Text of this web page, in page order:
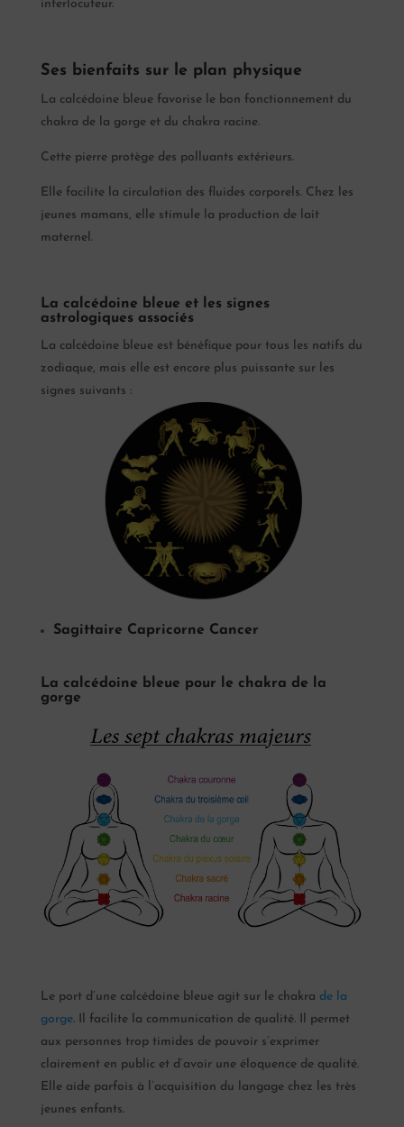
interlocuteur.
Ses bienfaits sur le plan physique
La calcédoine bleue favorise le bon fonctionnement du
chakra de la gorge et du chakra racine.
Cette pierre protège des polluants extérieurs.
Elle facilite la circulation des fluides corporels. Chez les
jeunes mamans, elle stimule la production de lait
maternel.
La calcédoine bleue et les signes
astrologiques associés
La calcédoine bleue est bénéfique pour tous les natifs du
zodiaque, mais elle est encore plus puissante sur les
signes suivants :
Sagittaire Capricorne Cancer
La calcédoine bleue pour le chakra de la
gorge
Le port d’une calcédoine bleue agit sur le chakra de la
gorge. Il facilite la communication de qualité. Il permet
aux personnes trop timides de pouvoir s’exprimer
clairement en public et d’avoir une éloquence de qualité.
Elle aide parfois à l’acquisition du langage chez les très
jeunes enfants.